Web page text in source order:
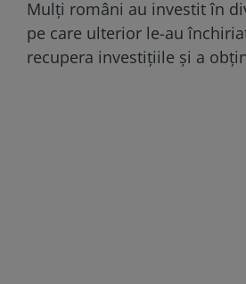
Mulți români au investit în
pe care ulterior le-au
recupera investițiile și a